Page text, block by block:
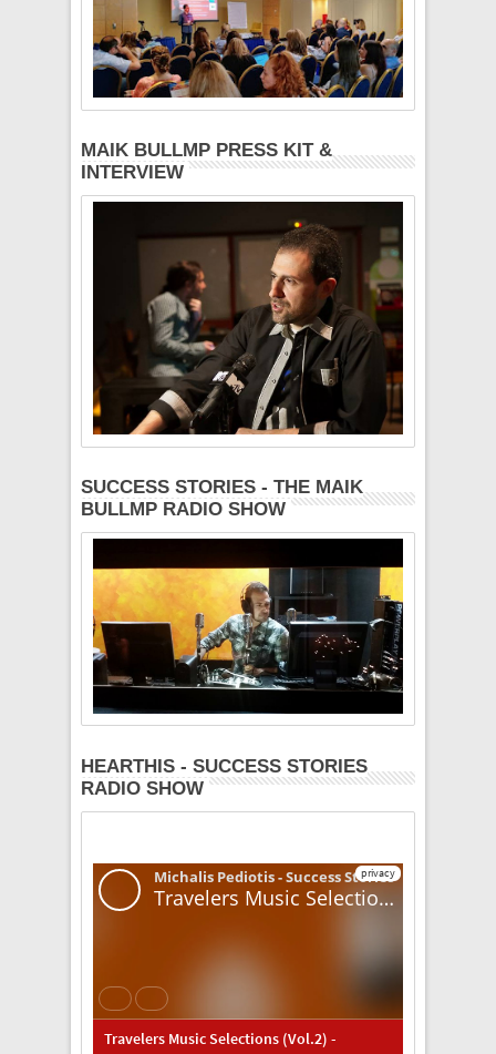
MAIK BULLMP PRESS KIT &
INTERVIEW
SUCCESS STORIES - THE MAIK
BULLMP RADIO SHOW
HEARTHIS - SUCCESS STORIES
RADIO SHOW